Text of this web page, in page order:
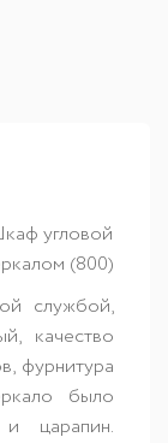
угловой
(800)
службой,
качество
фурнитура
было
царапин.